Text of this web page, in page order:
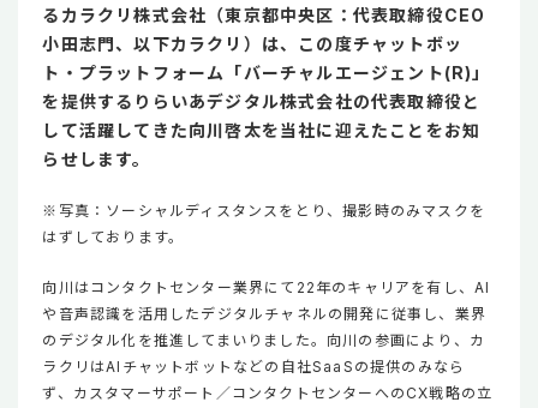
るカラクリ株式会社（東京都中央区：代表取締役CEO
小田志門、以下カラクリ）は、この度チャットボッ
ト・プラットフォーム「バーチャルエージェント(R)」
を提供するりらいあデジタル株式会社の代表取締役と
して活躍してきた向川啓太を当社に迎えたことをお知
らせします。
※写真：ソーシャルディスタンスをとり、撮影時のみマスクを
はずしております。
向川はコンタクトセンター業界にて22年のキャリアを有し、AI
や音声認識を活用したデジタルチャネルの開発に従事し、業界
のデジタル化を推進してまいりました。向川の参画により、カ
ラクリはAIチャットボットなどの自社SaaSの提供のみなら
ず、カスタマーサポート／コンタクトセンターへのCX戦略の立